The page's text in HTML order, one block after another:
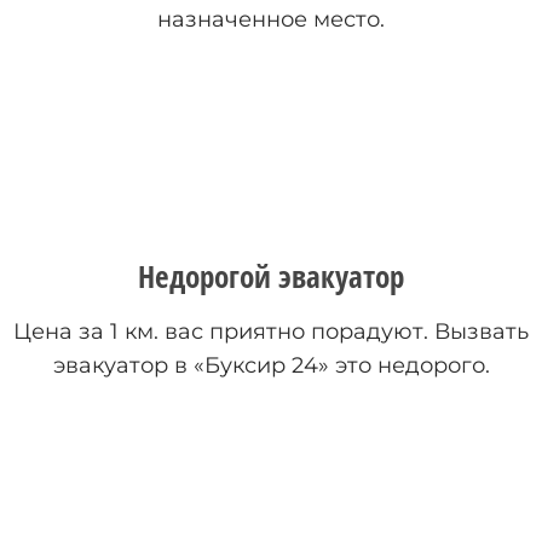
назначенное место.
Недорогой эвакуатор
Цена за 1 км. вас приятно порадуют. Вызвать
эвакуатор в «Буксир 24» это недорого.